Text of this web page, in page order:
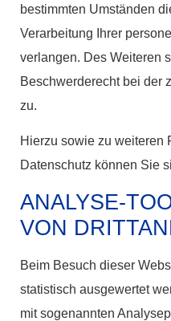
bestimmten Umständen
Verarbeitung Ihrer
verlangen. Des Weiteren
Beschwerderecht bei der
zu.
Hierzu sowie zu weiteren
Datenschutz können Sie
ANALYSE-
VON
Beim Besuch dieser
statistisch ausgewertet
mit sogenannten